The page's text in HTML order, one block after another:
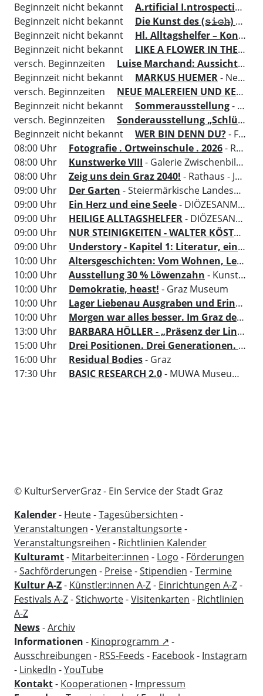
Beginnzeit nicht bekannt A.rtificial I.ntrospection O.
Beginnzeit nicht bekannt
Die Kunst des (𝚜̶𝚒̶𝚌̶𝚑̶) Zeigens
Beginnzeit nicht bekannt
Hl. Alltagshelfer – Konkrete Hilfe aus dem Himmel
Beginnzeit nicht bekannt
LIKE A FLOWER IN THE LANDSCAPE
versch. Beginnzeiten
Luise Marchand: Aussicht auf Gewinn
Beginnzeit nicht bekannt
MARKUS HUEMER- Neue Galerie Graz
versch. Beginnzeiten
NEUE MALEREIEN UND KERAMISCHE ARBEITEN Undine Pega
Beginnzeit nicht bekannt
Sommerausstellung- Künstlerbund Galerie
versch. Beginnzeiten
Sonderausstellung „Schlüssel zur Kunst“
Beginnzeit nicht bekannt
WER BIN DENN DU?- Flughafen Graz Thalerhof
08:00 Uhr
Fotografie . Ortweinschule . 2026- Rathaus - Fotogalerie
08:00 Uhr
Kunstwerke VIII - Galerie Zwischenbilder im Sozialamt der Stadt Graz
08:00 Uhr
Zeig uns dein Graz 2040! - Rathaus - Jugendgalerie
09:00 Uhr
Der Garten - Steiermärkische Landesbibliothek
09:00 Uhr
Ein Herz und eine Seele- DIÖZESANMUSEUM Graz
09:00 Uhr
HEILIGE ALLTAGSHELFER- DIÖZESANMUSEUM Graz
09:00 Uhr
NUR STEINIGKEITEN - WALTER KÖSTENBAUER
09:00 Uhr
Understory - Kapitel 1: Literatur, ein Ort um sich zu versammeln
10:00 Uhr
Altersgeschichten: Vom Wohnen, Leben und dem, was zählt
10:00 Uhr
Ausstellung 30 % Löwenzahn - Kunsthaus Graz
10:00 Uhr
Demokratie, heast! - Graz Museum
10:00 Uhr
Lager Liebenau Ausgraben und Erinnern
10:00 Uhr
Morgen war alles besser. Im Graz der 70er
13:00 Uhr
BARBARA HÖLLER - „Präsenz der Linien“
15:00 Uhr
Drei Positionen. Drei Generationen. Eine gemeinsame Ausstellung.
16:00 Uhr
Residual Bodies- Graz
17:30 Uhr
BASIC RESEARCH 2.0- MUWA Museum der Wahrnehmung
© KulturServerGraz - Ein Service der Stadt Graz
Kalender- Heute-Tagesübersichten -
Veranstaltungen -Veranstaltungsorte-
Veranstaltungsreihen - Richtlinien Kalender
Kulturamt- Mitarbeiter:innen - Logo - Förderungen
-Sachförderungen - Preise-Stipendien -Termine
Kultur A-Z- Künstler:innen A-Z- Einrichtungen A-Z-
Festivals A-Z-Stichworte-Visitenkarten - Richtlinien
A-Z
News-Archiv
Informationen - Kinoprogramm ↗ -
Ausschreibungen - RSS-Feeds - Facebook- Instagram
- LinkedIn -YouTube
Kontakt- Kooperationen - Impressum